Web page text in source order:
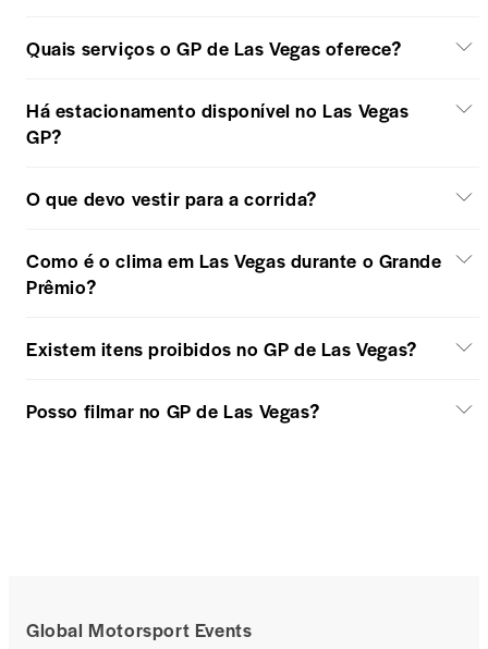
Quais serviços o GP de Las Vegas oferece?
Há estacionamento disponível no Las Vegas
GP?
O que devo vestir para a corrida?
Como é o clima em Las Vegas durante o Grande
Prêmio?
Existem itens proibidos no GP de Las Vegas?
Posso filmar no GP de Las Vegas?
Global Motorsport Events